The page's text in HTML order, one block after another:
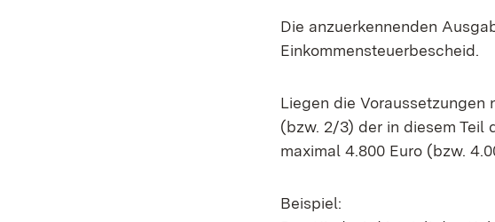
Die anzuerkennenden
Einkommensteuerbescheid.
Liegen die Voraussetzungen
(bzw. 2/3) der in diesem Teil
maximal 4.800 Euro (bzw.
Beispiel: